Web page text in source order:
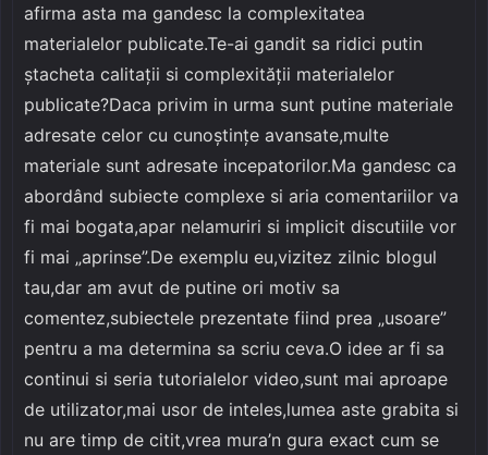
afirma asta ma gandesc la complexitatea
materialelor publicate.Te-ai gandit sa ridici putin
ştacheta calitaţii si complexităţii materialelor
publicate?Daca privim in urma sunt putine materiale
adresate celor cu cunoştinţe avansate,multe
materiale sunt adresate incepatorilor.Ma gandesc ca
abordând subiecte complexe si aria comentariilor va
fi mai bogata,apar nelamuriri si implicit discutiile vor
fi mai „aprinse”.De exemplu eu,vizitez zilnic blogul
tau,dar am avut de putine ori motiv sa
comentez,subiectele prezentate fiind prea „usoare”
pentru a ma determina sa scriu ceva.O idee ar fi sa
continui si seria tutorialelor video,sunt mai aproape
de utilizator,mai usor de inteles,lumea aste grabita si
nu are timp de citit,vrea mura’n gura exact cum se